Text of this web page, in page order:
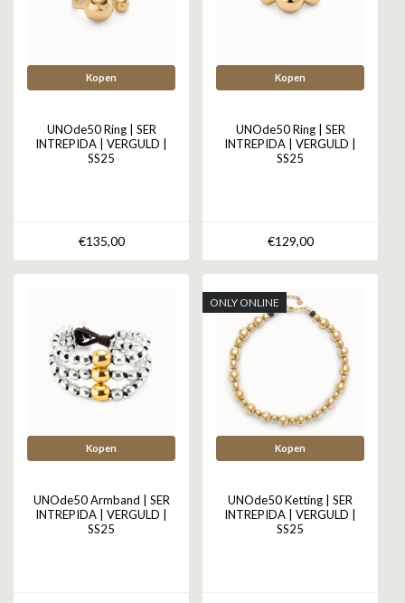
Kopen
UNOde50 Ring | SER
INTREPIDA | VERGULD |
SS25
€135,00
Kopen
UNOde50 Ring | SER
INTREPIDA | VERGULD |
SS25
€129,00
Kopen
UNOde50 Armband | SER
INTREPIDA | VERGULD |
SS25
ONLY ONLINE
Kopen
UNOde50 Ketting | SER
INTREPIDA | VERGULD |
SS25